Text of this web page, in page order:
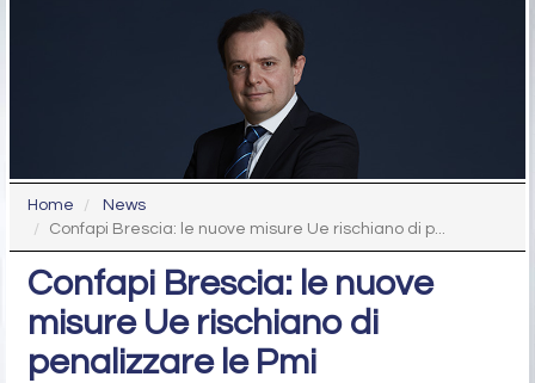
Home
News
Confapi Brescia: le nuove misure Ue rischiano di p...
Confapi Brescia: le nuove
misure Ue rischiano di
penalizzare le Pmi